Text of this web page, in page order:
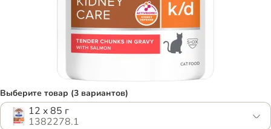
Выберите товар (3 вариантов)
12 x 85 г
1382278.1